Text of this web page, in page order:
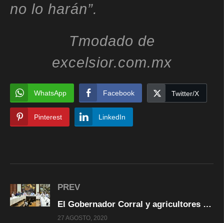
no lo harán”.
Tmodado de
excelsior.com.mx
WhatsApp Facebook Twitter/X
Pinterest LinkedIn
PREV
El Gobernador Corral y agricultores acuerdan propuesta conjunta de solución al Gobierno Federal.
27 AGOSTO, 2020